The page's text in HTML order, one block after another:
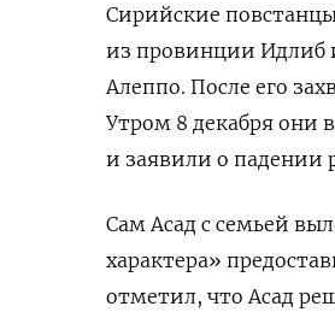
Сирийские
из провинции Идлиб
Алеппо. После его
Утром 8 декабря они
и заявили о падении
Сам Асад с семьей
характера»
отметил, что Асад